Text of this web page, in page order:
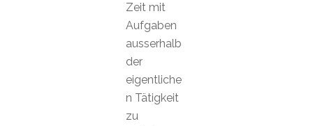
Zeit mit
Aufgaben
ausserhalb
der
eigentliche
n Tätigkeit
zu